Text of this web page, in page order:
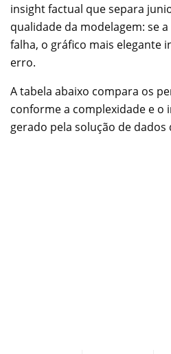
insight factual que separa
qualidade da modelagem: se
falha, o gráfico mais elegante
erro.
A tabela abaixo compara os
conforme a complexidade e o
gerado pela solução de dados